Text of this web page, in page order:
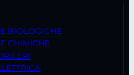
BIOLOGICHE
CHIMICHE